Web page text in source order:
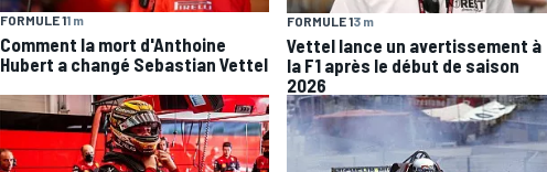
FORMULE 11 m
Comment la mort d'Anthoine
Hubert a changé Sebastian Vettel
FORMULE 13 m
Vettel lance un avertissement à
la F1 après le début de saison
2026